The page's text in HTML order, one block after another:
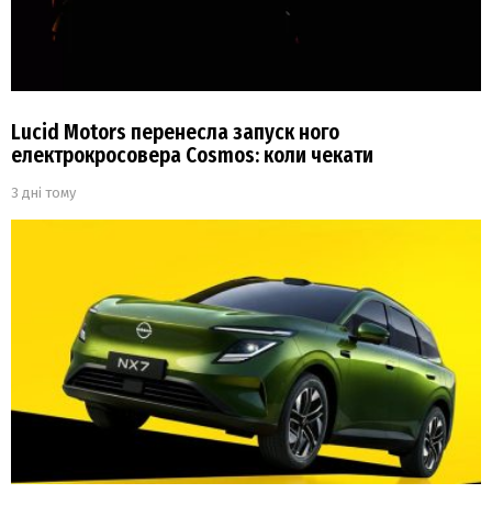
Lucid Motors перенесла запуск ного
електрокросовера Cosmos: коли чекати
3 дні тому